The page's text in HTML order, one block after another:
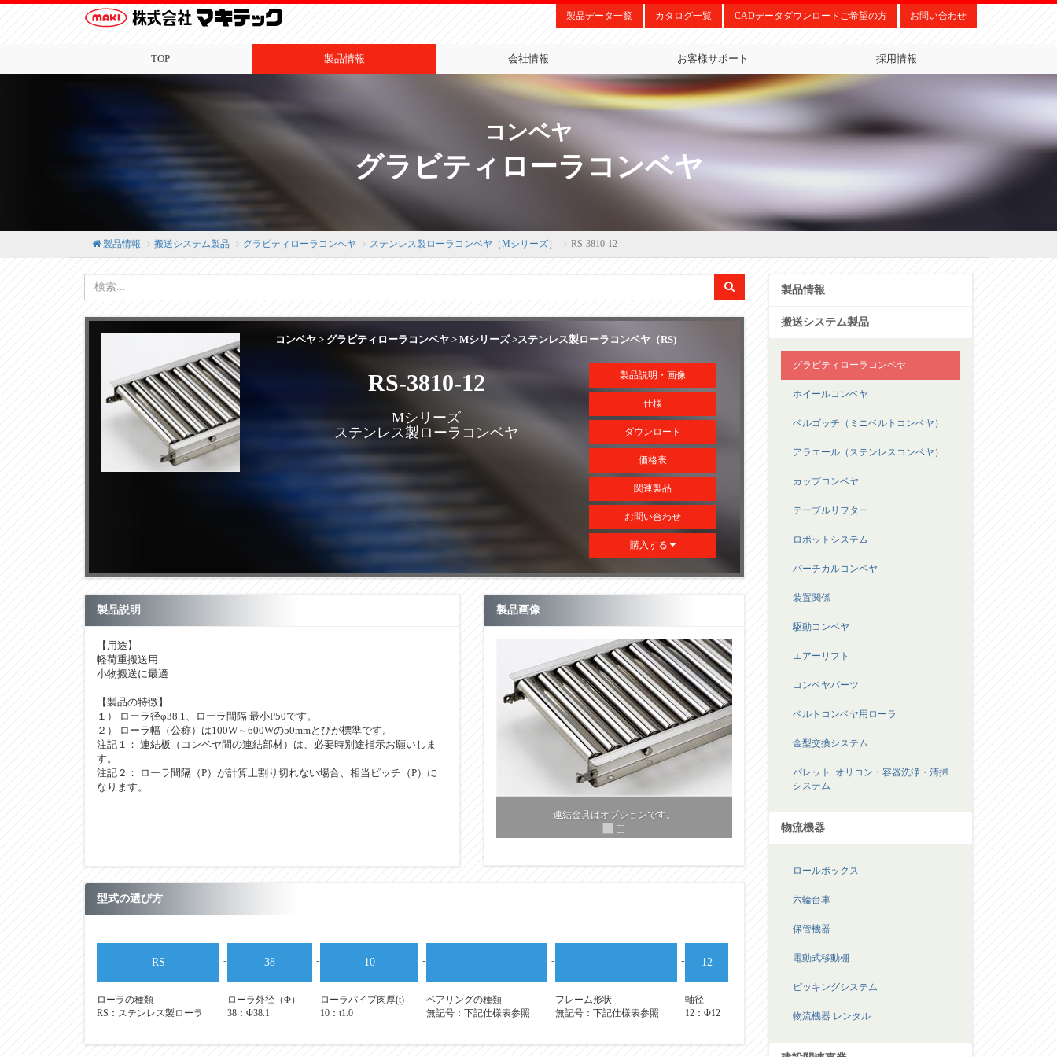
製品データ一覧 カタログ一覧 CADデータダウンロードご希望の方 お問い合わせ
TOP 製品情報 会社情報 お客様サポート 採用情報
コンベヤ
グラビティローラコンベヤ
製品情報 搬送システム製品 グラビティローラコンベヤ ステンレス製ローラコンベヤ（Mシリーズ） RS-3810-12
コンベヤ > グラビティローラコンベヤ > Mシリーズ>ステンレス製ローラコンベヤ（RS)
RS-3810-12
Mシリーズ
ステンレス製ローラコンベヤ
製品説明・画像
仕様
ダウンロード
価格表
関連製品
お問い合わせ
購入する
製品説明
【用途】
軽荷重搬送用
小物搬送に最適
【製品の特徴】
１） ローラ径φ38.1、ローラ間隔 最小P50です。
２） ローラ幅（公称）は100W～600Wの50mmとびが標準です。
注記１： 連結板（コンベヤ間の連結部材）は、必要時別途指示お願いしま
す。
注記２： ローラ間隔（P）が計算上割り切れない場合、相当ピッチ（P）に
なります。
製品画像
型式の選び方
RS
ローラの種類
RS：ステンレス製ローラ
- 38
ローラ外径（Φ）
38：Φ38.1
- 10
ローラパイプ肉厚(t)
10：t1.0
-
ベアリングの種類
無記号：下記仕様表参照
-
フレーム形状
無記号：下記仕様表参照
- 12
軸径
12：Φ12
製品情報
搬送システム製品
グラビティローラコンベヤ
ホイールコンベヤ
ベルゴッチ（ミニベルトコンベヤ）
アラエール（ステンレスコンベヤ）
カップコンベヤ
テーブルリフター
ロボットシステム
バーチカルコンベヤ
装置関係
駆動コンベヤ
エアーリフト
コンベヤパーツ
ベルトコンベヤ用ローラ
金型交換システム
パレット･オリコン・容器洗浄・清掃
システム
物流機器
ロールボックス
六輪台車
保管機器
電動式移動棚
ピッキングシステム
物流機器 レンタル